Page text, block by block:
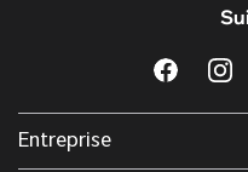
Entreprise